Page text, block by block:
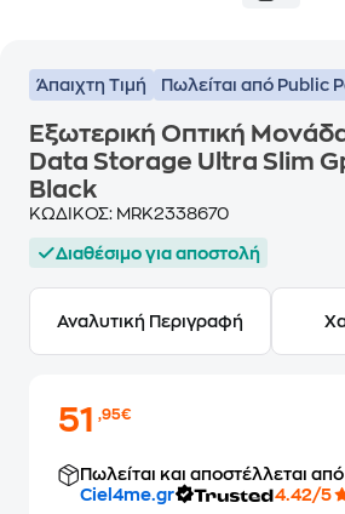
Άπαιχτη Τιμή Πωλείται από Public
Εξωτερική Οπτική
Data Storage Ultra Slim
Black
ΚΩΔΙΚΟΣ: MRK2338670
Διαθέσιμο για αποστολή
Αναλυτική Περιγραφή
51,95€
Πωλείται και αποστέλλεται
Ciel4me.gr
4.42/5